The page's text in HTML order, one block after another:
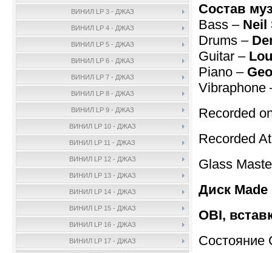
ВИНИЛ LP 3 - ДЖАЗ
ВИНИЛ LP 4 - ДЖАЗ
ВИНИЛ LP 5 - ДЖАЗ
ВИНИЛ LP 6 - ДЖАЗ
ВИНИЛ LP 7 - ДЖАЗ
ВИНИЛ LP 8 - ДЖАЗ
ВИНИЛ LP 9 - ДЖАЗ
ВИНИЛ LP 10 - ДЖАЗ
ВИНИЛ LP 11 - ДЖАЗ
ВИНИЛ LP 12 - ДЖАЗ
ВИНИЛ LP 13 - ДЖАЗ
ВИНИЛ LP 14 - ДЖАЗ
ВИНИЛ LP 15 - ДЖАЗ
ВИНИЛ LP 16 - ДЖАЗ
ВИНИЛ LP 17 - ДЖАЗ
Состав
Bass – Neil
Drums –
Guitar –
Piano –
Vibraphone
Recorded
Recorded
Glass
Диск Made
OBI,
Состояние